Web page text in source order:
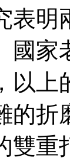
表
國家
以上
的折
雙重